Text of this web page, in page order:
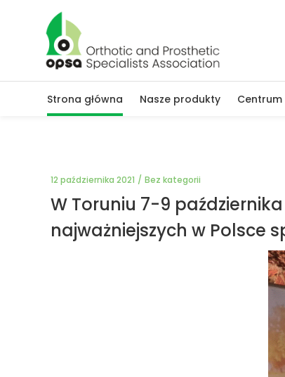
Strona główna Nasze produkty Centrum
12 października 2021 Bez kategorii
W Toruniu 7-9
najważniejszych w Polsce